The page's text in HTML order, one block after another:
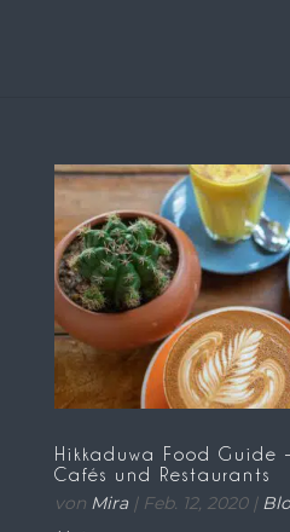
Hikkaduwa Food Guide
Cafés und Restaurants
von Mira| Feb. 12, 2020|